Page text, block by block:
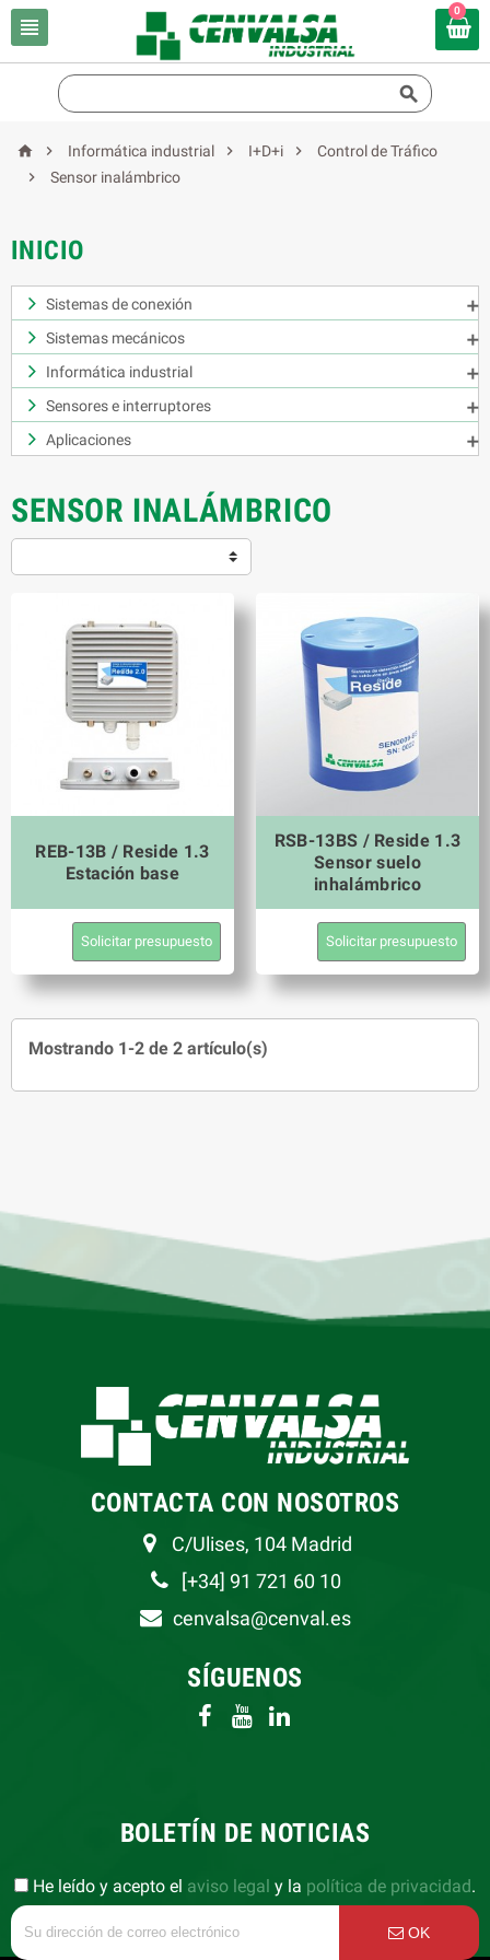

0

  Informática industrial  I+D+i 
Control de Tráfico

Sensor inalámbrico
INICIO
Sistemas de conexión

Sistemas mecánicos

Informática industrial

Sensores e interruptores

Aplicaciones

SENSOR INALÁMBRICO
REB-13B / Reside 1.3
Estación base
Solicitar presupuesto
RSB-13BS / Reside 1.3
Sensor suelo
inhalámbrico
Solicitar presupuesto
Mostrando 1-2 de 2 artículo(s)
CONTACTA CON NOSOTROS
C/Ulises, 104 Madrid
[+34] 91 721 60 10
cenvalsa@cenval.es
SÍGUENOS
BOLETÍN DE NOTICIAS
He leído y acepto el aviso legal y la política de privacidad.
OK